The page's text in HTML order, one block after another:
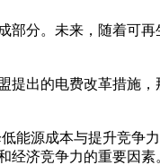
分。未来，随着可
提出的电费改革措施
能源成本与提升竞争
济竞争力的重要因素